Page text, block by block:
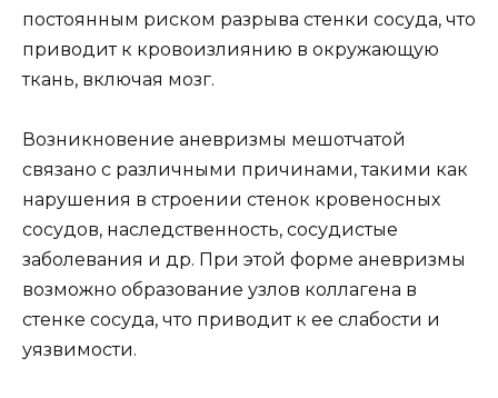
постоянным риском разрыва стенки сосуда, что
приводит к кровоизлиянию в окружающую
ткань, включая мозг.
Возникновение аневризмы мешотчатой
связано с различными причинами, такими как
нарушения в строении стенок кровеносных
сосудов, наследственность, сосудистые
заболевания и др. При этой форме аневризмы
возможно образование узлов коллагена в
стенке сосуда, что приводит к ее слабости и
уязвимости.